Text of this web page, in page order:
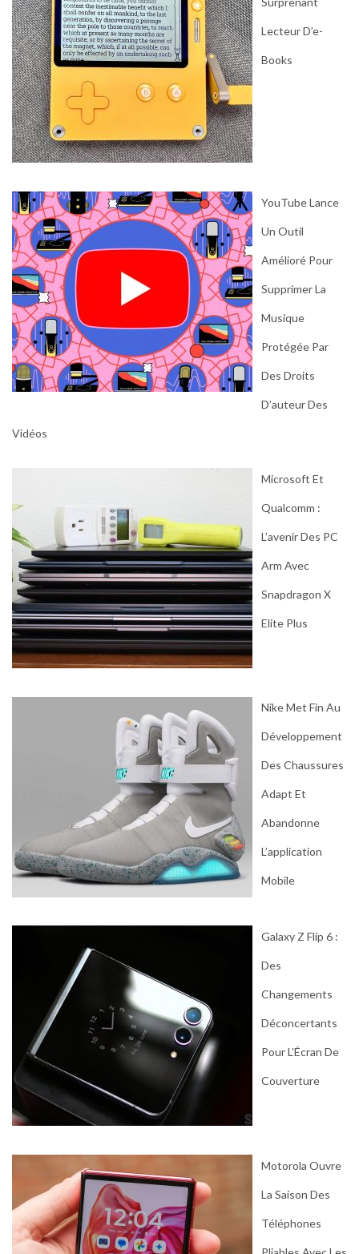
Lecteur D’e-
Books
YouTube Lance
Un Outil
Amélioré Pour
Supprimer La
Musique
Protégée Par
Des Droits
D’auteur Des
Vidéos
Microsoft Et
Qualcomm :
L’avenir Des PC
Arm Avec
Snapdragon X
Elite Plus
Nike Met Fin Au
Développement
Des Chaussures
Adapt Et
Abandonne
L’application
Mobile
Galaxy Z Flip 6 :
Des
Changements
Déconcertants
Pour L’Écran De
Couverture
Motorola Ouvre
La Saison Des
Téléphones